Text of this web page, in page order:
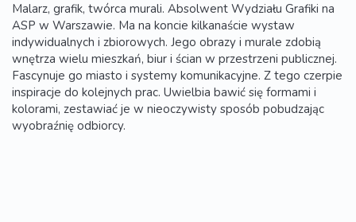
Malarz, grafik, twórca murali. Absolwent Wydziału Grafiki na
ASP w Warszawie. Ma na koncie kilkanaście wystaw
indywidualnych i zbiorowych. Jego obrazy i murale zdobią
wnętrza wielu mieszkań, biur i ścian w przestrzeni publicznej.
Fascynuje go miasto i systemy komunikacyjne. Z tego czerpie
inspiracje do kolejnych prac. Uwielbia bawić się formami i
kolorami, zestawiać je w nieoczywisty sposób pobudzając
wyobraźnię odbiorcy.